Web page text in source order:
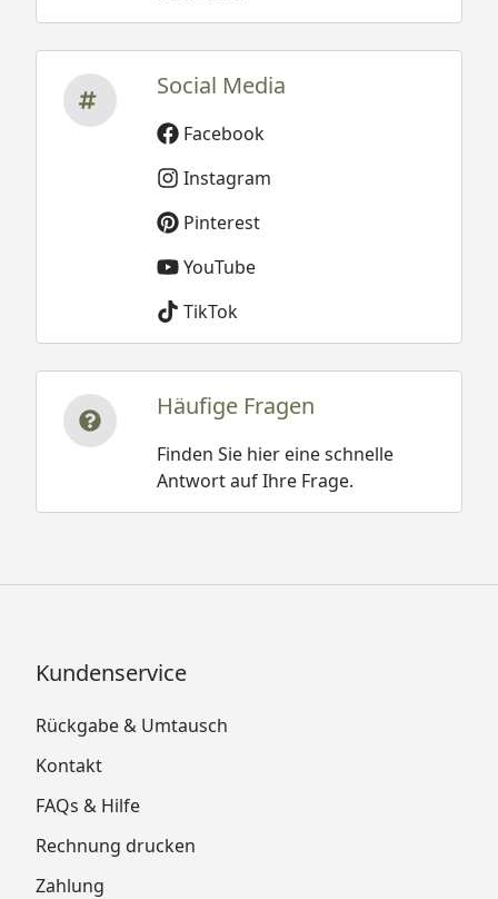
Social Media
Facebook
Instagram
Pinterest
YouTube
TikTok
Häufige Fragen
Finden Sie hier eine schnelle
Antwort auf Ihre Frage.
Kundenservice
Rückgabe & Umtausch
Kontakt
FAQs & Hilfe
Rechnung drucken
Zahlung